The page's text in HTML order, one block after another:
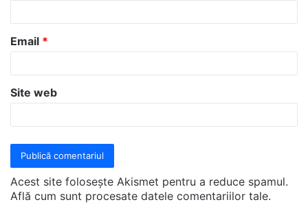
*
Email *
Site web
Acest site folosește Akismet pentru a reduce spamul.
Află cum sunt procesate datele comentariilor tale.